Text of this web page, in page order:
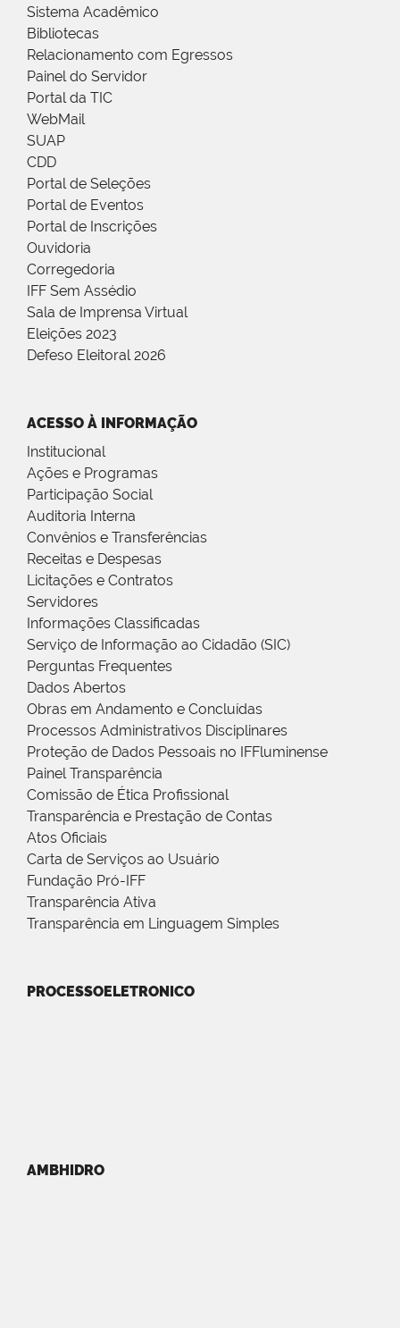
Sistema Acadêmico
Bibliotecas
Relacionamento com Egressos
Painel do Servidor
Portal da TIC
WebMail
SUAP
CDD
Portal de Seleções
Portal de Eventos
Portal de Inscrições
Ouvidoria
Corregedoria
IFF Sem Assédio
Sala de Imprensa Virtual
Eleições 2023
Defeso Eleitoral 2026
ACESSO À INFORMAÇÃO
Institucional
Ações e Programas
Participação Social
Auditoria Interna
Convênios e Transferências
Receitas e Despesas
Licitações e Contratos
Servidores
Informações Classificadas
Serviço de Informação ao Cidadão (SIC)
Perguntas Frequentes
Dados Abertos
Obras em Andamento e Concluídas
Processos Administrativos Disciplinares
Proteção de Dados Pessoais no IFFluminense
Painel Transparência
Comissão de Ética Profissional
Transparência e Prestação de Contas
Atos Oficiais
Carta de Serviços ao Usuário
Fundação Pró-IFF
Transparência Ativa
Transparência em Linguagem Simples
PROCESSOELETRONICO
AMBHIDRO